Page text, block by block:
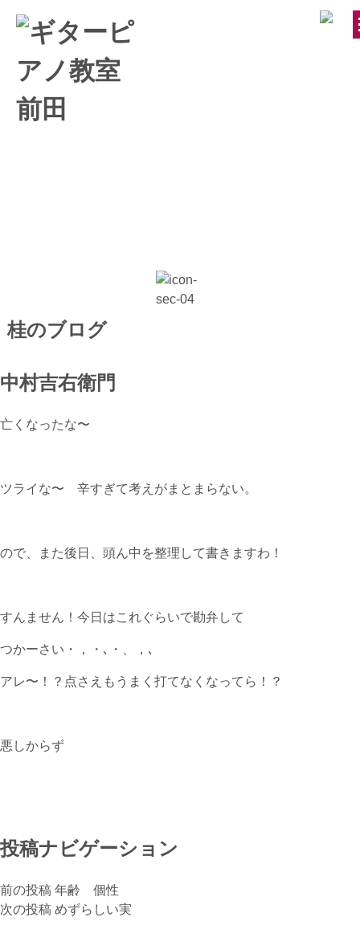
桂のブログ
TEL
携帯
090-4764-9331
桂のブログ
中村吉右衛門
亡くなったな〜
ツライな〜 辛すぎて考えがまとまらない。
ので、また後日、頭ん中を整理して書きますわ！
すんません！今日はこれぐらいで勘弁して
つかーさい・，・､・、，､
アレ〜！？点さえもうまく打てなくなってら！？
悪しからず
投稿ナビゲーション
前の投稿 年齢 個性
次の投稿 めずらしい実